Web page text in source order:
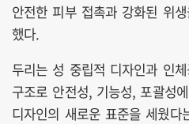
안전한 피부 접촉과 강화된 위
했다.
두리는 성 중립적 디자인과 인
구조로 안전성, 기능성, 포괄성
디자인의 새로운 표준을 세웠